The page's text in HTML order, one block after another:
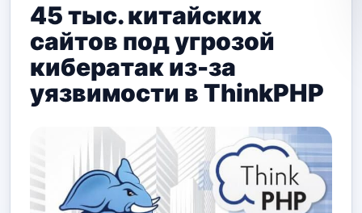
45 тыс. китайских
сайтов под угрозой
кибератак из-за
уязвимости в ThinkPHP